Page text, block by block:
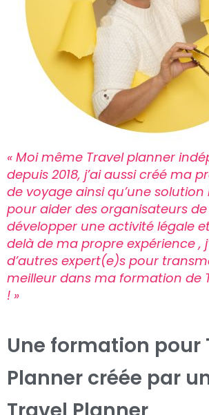
Une formation pour
Planner créée par
« Moi même Travel planner
depuis 2018, j’ai aussi créé ma
de voyage ainsi qu’une
pour aider des organisateurs
développer une activité légale
delà de ma propre expérience ,
d’autres expert(e)s pour
meilleur dans ma formation de
! »